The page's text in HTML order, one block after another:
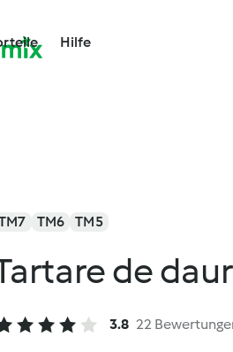
Hilfe
TM6 TM5
de
3.8 22